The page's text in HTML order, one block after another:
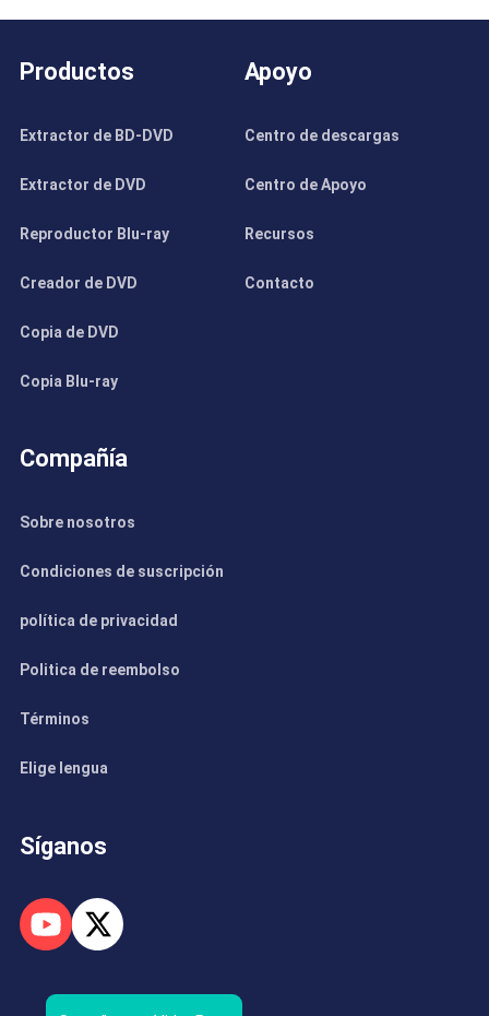
Productos
Extractor de BD-DVD
Extractor de DVD
Reproductor Blu-ray
Creador de DVD
Copia de DVD
Copia Blu-ray
Apoyo
Centro de descargas
Centro de Apoyo
Recursos
Contacto
Compañía
Sobre nosotros
Condiciones de suscripción
política de privacidad
Politica de reembolso
Términos
Elige lengua
Síganos